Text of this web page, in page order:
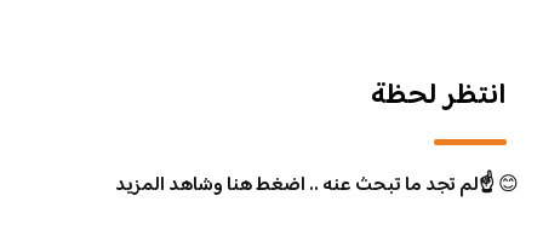
انتظر لحظة
😊☝️لم تجد ما تبحث عنه .. اضغط هنا وشاهد المزيد